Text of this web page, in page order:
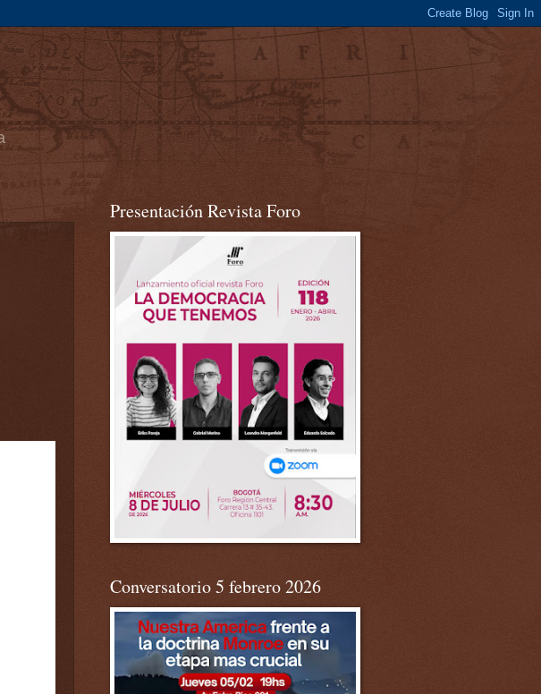
Presentación Revista Foro
Conversatorio 5 febrero 2026